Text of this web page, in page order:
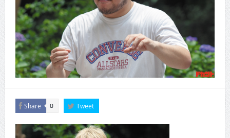
CINEMA×STYLE 285号
CINEMA×STYLE 294号
Share 0 Tweet